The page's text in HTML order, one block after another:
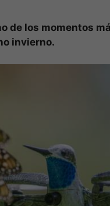
de los momentos
invierno.